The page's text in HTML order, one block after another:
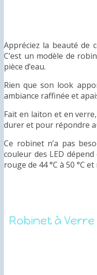
Appréciez la beauté de
C’est un modèle de
pièce d’eau.
Rien que son look
ambiance raffinée et
Fait en laiton et en
durer et pour répondre
Ce robinet n’a pas
couleur des LED dépend
rouge de 44 °C à 50 °C
Robinet à Verre